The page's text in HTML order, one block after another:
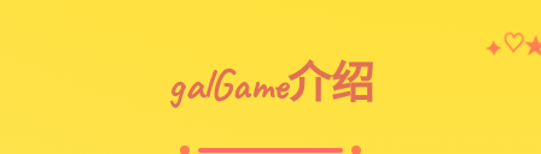
galGame介绍
✦♡